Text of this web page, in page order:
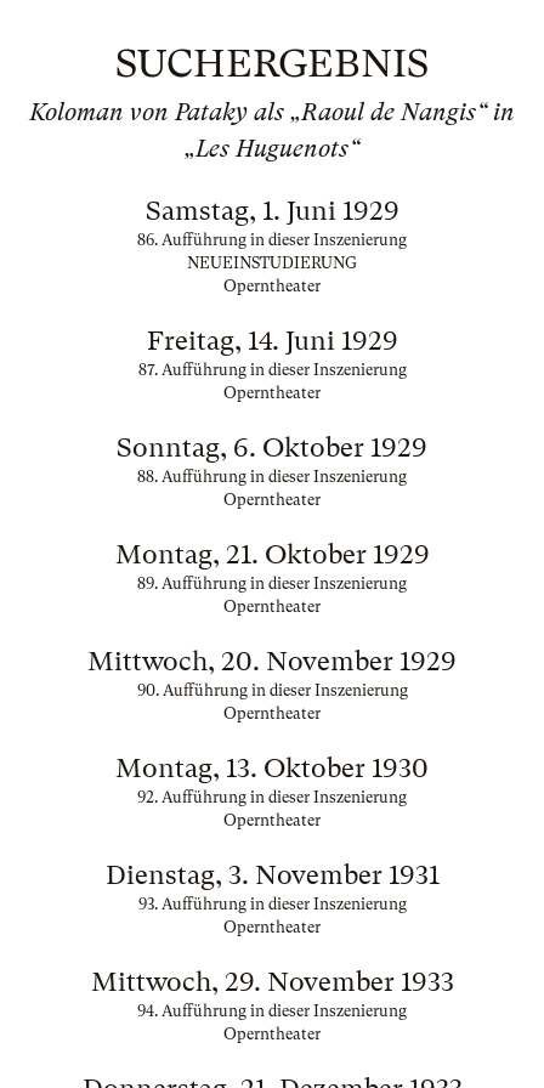
SUCHERGEBNIS
Koloman von Pataky als „Raoul de Nangis“ in
„Les Huguenots“
Samstag, 1. Juni 1929
86. Aufführung in dieser Inszenierung
NEUEINSTUDIERUNG
Operntheater
Freitag, 14. Juni 1929
87. Aufführung in dieser Inszenierung
Operntheater
Sonntag, 6. Oktober 1929
88. Aufführung in dieser Inszenierung
Operntheater
Montag, 21. Oktober 1929
89. Aufführung in dieser Inszenierung
Operntheater
Mittwoch, 20. November 1929
90. Aufführung in dieser Inszenierung
Operntheater
Montag, 13. Oktober 1930
92. Aufführung in dieser Inszenierung
Operntheater
Dienstag, 3. November 1931
93. Aufführung in dieser Inszenierung
Operntheater
Mittwoch, 29. November 1933
94. Aufführung in dieser Inszenierung
Operntheater